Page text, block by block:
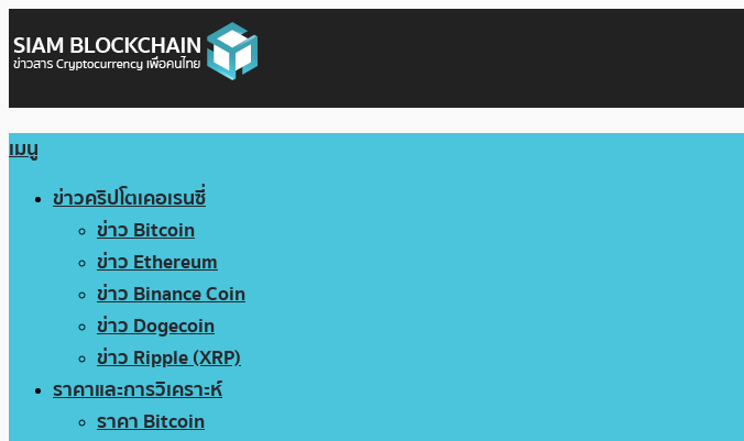
เมนู
ข่าวคริปโตเคอเรนซี่
ข่าว Bitcoin
ข่าว Ethereum
ข่าว Binance Coin
ข่าว Dogecoin
ข่าว Ripple (XRP)
ราคาและการวิเคราะห์
ราคา Bitcoin